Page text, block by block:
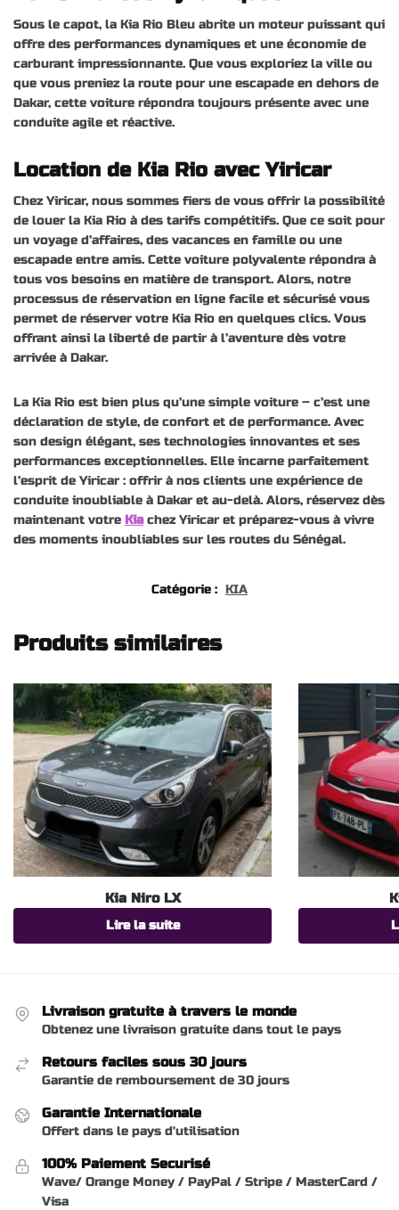
Sous le capot, la Kia Rio Bleu abrite un moteur puissant qui
offre des performances dynamiques et une économie de
carburant impressionnante. Que vous exploriez la ville ou
que vous preniez la route pour une escapade en dehors de
Dakar, cette voiture répondra toujours présente avec une
conduite agile et réactive.
Location de Kia Rio avec Yiricar
Chez Yiricar, nous sommes fiers de vous offrir la possibilité
de louer la Kia Rio à des tarifs compétitifs. Que ce soit pour
un voyage d’affaires, des vacances en famille ou une
escapade entre amis. Cette voiture polyvalente répondra à
tous vos besoins en matière de transport. Alors, notre
processus de réservation en ligne facile et sécurisé vous
permet de réserver votre Kia Rio en quelques clics. Vous
offrant ainsi la liberté de partir à l’aventure dès votre
arrivée à Dakar.
La Kia Rio est bien plus qu’une simple voiture – c’est une
déclaration de style, de confort et de performance. Avec
son design élégant, ses technologies innovantes et ses
performances exceptionnelles. Elle incarne parfaitement
l’esprit de Yiricar : offrir à nos clients une expérience de
conduite inoubliable à Dakar et au-delà. Alors, réservez dès
maintenant votre Kiachez Yiricar et préparez-vous à vivre
des moments inoubliables sur les routes du Sénégal.
Catégorie : KIA
Produits similaires
Kia Niro LX
Lire la suite
Livraison gratuite à travers le monde
Obtenez une livraison gratuite dans tout le pays
Retours faciles sous 30 jours
Garantie de remboursement de 30 jours
Garantie Internationale
Offert dans le pays d'utilisation
100% Paiement Securisé
Wave/ Orange Money / PayPal / Stripe / MasterCard /
Visa